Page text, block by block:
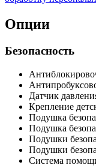
Опции
Безопасность
Датчик
Крепление
Подушка
Подушка
Подушки
Подушки
Система